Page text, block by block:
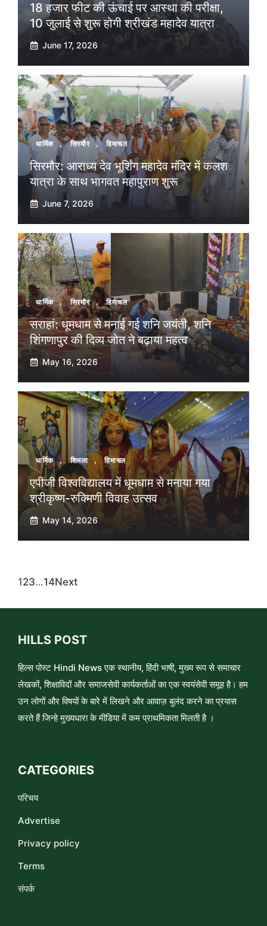
18 हजार फीट की ऊंचाई पर आस्था की परीक्षा,
10 जुलाई से शुरू होगी श्रीखंड महादेव यात्रा
June 17, 2026
धार्मिक , सिरमौर , हिमाचल
सिरमौर: आराध्य देव भूर्शिंग महादेव मंदिर में कलश
यात्रा के साथ भागवत महापुराण शुरू
June 7, 2026
धार्मिक , सिरमौर , हिमाचल
सराहां: धूमधाम से मनाई गई शनि जयंती, शनि
शिंगणापुर की दिव्य जोत ने बढ़ाया महत्व
May 16, 2026
धार्मिक , शिमला , हिमाचल
एपीजी विश्वविद्यालय में धूमधाम से मनाया गया
श्रीकृष्ण-रुक्मिणी विवाह उत्सव
May 14, 2026
123…14Next
HILLS POST
हिल्स पोस्ट Hindi News एक स्थानीय, हिंदी भाषी, मुख्य रूप से समाचार
लेखकों, शिक्षाविदों और समाजसेवी कार्यकर्ताओं का एक स्वयंसेवी समूह है। हम
उन लोगों और विषयों के बारे में लिखने और आवाज़ बुलंद करने का प्रयास
करते हैं जिन्हे मुख्यधारा के मीडिया में कम प्राथमिकता मिलती है ।
CATEGORIES
परिचय
Advertise
Privacy policy
Terms
संपर्क